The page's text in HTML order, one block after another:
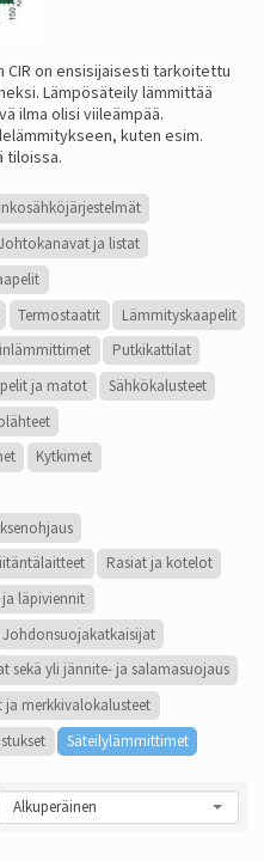
CIR on ensisijaisesti tarkoitettu
Lämpösäteily lämmittää
ilma olisi viileämpää.
kuten esim.
tiloissa.
ja listat
Termostaatit
Lämmityskaapelit
Putkikattilat
ja matot
Sähkökalusteet
Kytkimet
Rasiat ja kotelot
läpiviennit
Johdonsuojakatkaisijat
sekä yli jännite- ja salamasuojaus
ja merkkivalokalusteet
Säteilylämmittimet